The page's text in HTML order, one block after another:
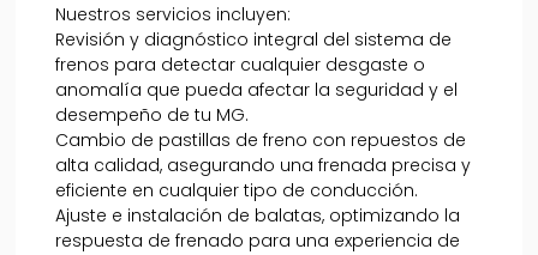
Nuestros servicios incluyen:
Revisión y diagnóstico integral del sistema de
frenos para detectar cualquier desgaste o
anomalía que pueda afectar la seguridad y el
desempeño de tu MG.
Cambio de pastillas de freno con repuestos de
alta calidad, asegurando una frenada precisa y
eficiente en cualquier tipo de conducción.
Ajuste e instalación de balatas, optimizando la
respuesta de frenado para una experiencia de